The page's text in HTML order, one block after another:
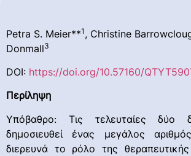
Petra S. Meier**1 , Christine
Donmall3
DOI: https://doi.org/10.57160/
Περίληψη
Υπόβαθρο: Τις τελευταίες δύο
δημοσιευθεί ένας μεγάλος
διερευνά το ρόλο της